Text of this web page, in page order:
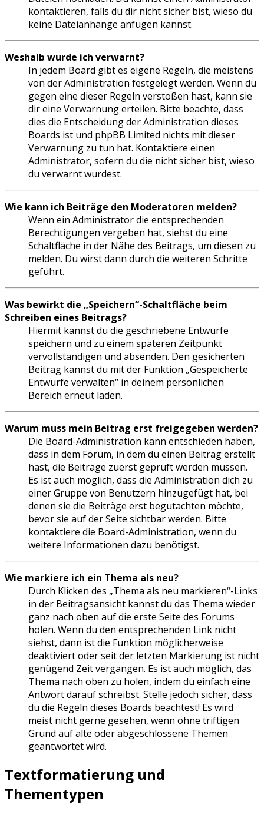
kontaktieren, falls du dir nicht sicher bist, wieso du
keine Dateianhänge anfügen kannst.
Weshalb wurde ich verwarnt?
In jedem Board gibt es eigene Regeln, die meistens
von der Administration festgelegt werden. Wenn du
gegen eine dieser Regeln verstoßen hast, kann sie
dir eine Verwarnung erteilen. Bitte beachte, dass
dies die Entscheidung der Administration dieses
Boards ist und phpBB Limited nichts mit dieser
Verwarnung zu tun hat. Kontaktiere einen
Administrator, sofern du die nicht sicher bist, wieso
du verwarnt wurdest.
Wie kann ich Beiträge den Moderatoren melden?
Wenn ein Administrator die entsprechenden
Berechtigungen vergeben hat, siehst du eine
Schaltfläche in der Nähe des Beitrags, um diesen zu
melden. Du wirst dann durch die weiteren Schritte
geführt.
Was bewirkt die „Speichern“-Schaltfläche beim
Schreiben eines Beitrags?
Hiermit kannst du die geschriebene Entwürfe
speichern und zu einem späteren Zeitpunkt
vervollständigen und absenden. Den gesicherten
Beitrag kannst du mit der Funktion „Gespeicherte
Entwürfe verwalten“ in deinem persönlichen
Bereich erneut laden.
Warum muss mein Beitrag erst freigegeben werden?
Die Board-Administration kann entschieden haben,
dass in dem Forum, in dem du einen Beitrag erstellt
hast, die Beiträge zuerst geprüft werden müssen.
Es ist auch möglich, dass die Administration dich zu
einer Gruppe von Benutzern hinzugefügt hat, bei
denen sie die Beiträge erst begutachten möchte,
bevor sie auf der Seite sichtbar werden. Bitte
kontaktiere die Board-Administration, wenn du
weitere Informationen dazu benötigst.
Wie markiere ich ein Thema als neu?
Durch Klicken des „Thema als neu markieren“-Links
in der Beitragsansicht kannst du das Thema wieder
ganz nach oben auf die erste Seite des Forums
holen. Wenn du den entsprechenden Link nicht
siehst, dann ist die Funktion möglicherweise
deaktiviert oder seit der letzten Markierung ist nicht
genügend Zeit vergangen. Es ist auch möglich, das
Thema nach oben zu holen, indem du einfach eine
Antwort darauf schreibst. Stelle jedoch sicher, dass
du die Regeln dieses Boards beachtest! Es wird
meist nicht gerne gesehen, wenn ohne triftigen
Grund auf alte oder abgeschlossene Themen
geantwortet wird.
Textformatierung und
Thementypen